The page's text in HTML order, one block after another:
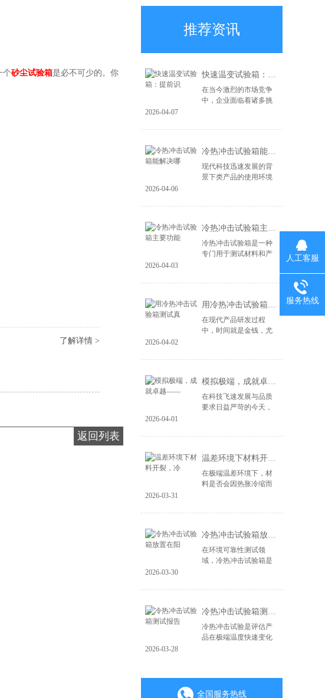
个砂尘试验箱是必不可少的。你
了解详情 >
返回列表
推荐资讯
快速温变试验箱：提前识
在当今激烈的市场竞争
中，企业面临着诸多挑
市场上立于不败之地，
风险识别能力和高...
2026-04-07
冷热冲击试验箱能解决哪
现代科技迅速发展的背
景下类产品的使用环境
航空航天设备等，对材
了更高的要求。...
2026-04-06
冷热冲击试验箱主要功能
冷热冲击试验箱是一种
专门用于测试材料和产
包括： 温度变化模拟：
速将样品暴露于高...
2026-04-03
用冷热冲击试验箱测试真
在现代产品研发过程
中，时间就是金钱，尤
的产品成为企业成功的
作为一种重要的测试...
2026-04-02
模拟极端，成就卓越——
在科技飞速发展与品质
要求日益严苛的今天，
造，更在于其能否经受
环境的严峻考验。...
2026-04-01
温差环境下材料开裂，冷
在极端温差环境下，材
料是否会因热胀冷缩而
无论是电子产品、汽车
材料，微小的裂纹...
2026-03-31
冷热冲击试验箱放置在阳
在环境可靠性测试领
域，冷热冲击试验箱是
测试结果的准确性直接
成败。一个常被忽视...
2026-03-30
冷热冲击试验箱测试报告
冷热冲击试验是评估产
品在极端温度快速变化
要凭证。一份具备权威
性、可追溯性的专...
2026-03-28
全国服务热线
人工客服
服务热线